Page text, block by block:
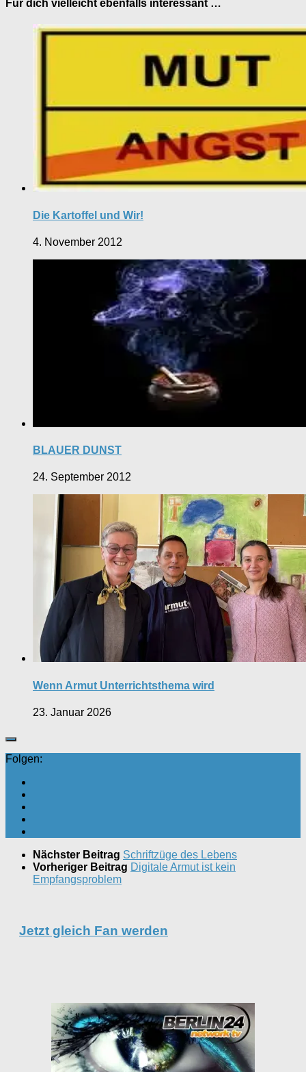
Für dich vielleicht ebenfalls interessant …
Die Kartoffel und Wir!
4. November 2012
BLAUER DUNST
24. September 2012
Wenn Armut Unterrichtsthema wird
23. Januar 2026
Folgen:
Nächster Beitrag Schriftzüge des Lebens
Vorheriger Beitrag Digitale Armut ist kein
Empfangsproblem
Jetzt gleich Fan werden